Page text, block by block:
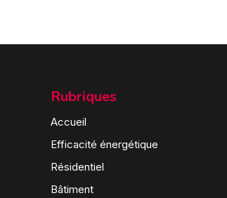
Rubriques
Accueil
Efficacité énergétique
Résidentiel
Bâtiment